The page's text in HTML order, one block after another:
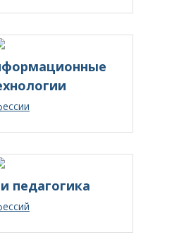
педагогика